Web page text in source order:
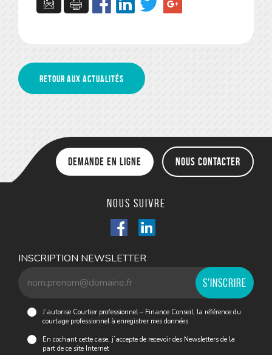
Retour aux actualités
Demande en ligne Nous contacter
Nous suivre
INSCRIPTION NEWSLETTER
J’autorise Courtier professionnel – Finance Conseil, la référence du
courtage professionnel à enregistrer mes données
En cochant cette case, j’accepte de recevoir des Newsletters de la
part de ce site Internet